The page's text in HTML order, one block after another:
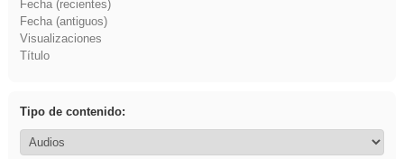
Fecha (recientes)
Fecha (antiguos)
Visualizaciones
Título
Tipo de contenido: